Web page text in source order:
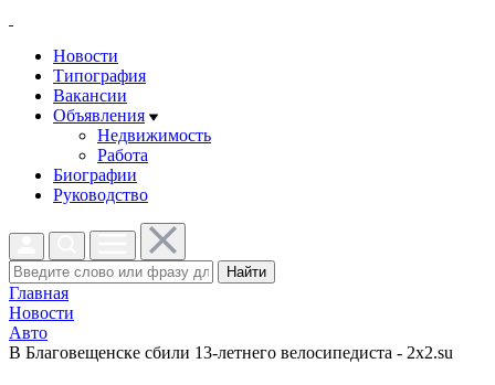
Новости
Типография
Вакансии
Объявления
Недвижимость
Работа
Биографии
Руководство
Найти
Главная
Новости
Авто
В Благовещенске сбили 13-летнего велосипедиста - 2x2.su